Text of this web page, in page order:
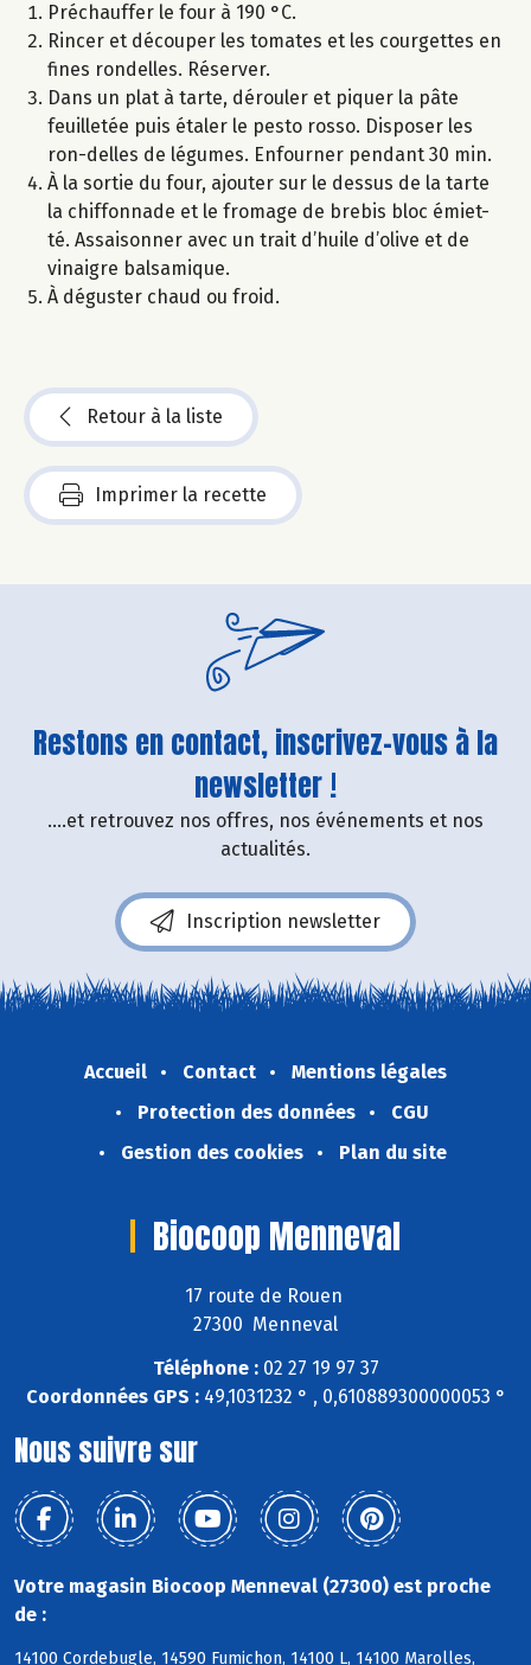
Préchauffer le four à 190 °C.
Rincer et découper les tomates et les courgettes en
fines rondelles. Réserver.
Dans un plat à tarte, dérouler et piquer la pâte
feuilletée puis étaler le pesto rosso. Disposer les
ron-delles de légumes. Enfourner pendant 30 min.
À la sortie du four, ajouter sur le dessus de la tarte
la chiffonnade et le fromage de brebis bloc émiet-
té. Assaisonner avec un trait d’huile d’olive et de
vinaigre balsamique.
À déguster chaud ou froid.
Retour à la liste
Imprimer la recette
Restons en contact, inscrivez-vous à la
newsletter !
....et retrouvez nos offres, nos événements et nos
actualités.
Inscription newsletter
Accueil Contact
Mentions légales
Protection des données
CGU
Gestion des cookies
Plan du site
Biocoop Menneval
17 route de Rouen
27300 Menneval
Téléphone :02 27 19 97 37
Coordonnées GPS :49,1031232 ° , 0,610889300000053 °
Nous suivre sur
Votre magasin Biocoop Menneval (27300) est proche
de :
14100 Cordebugle, 14590 Fumichon, 14100 L, 14100 Marolles,